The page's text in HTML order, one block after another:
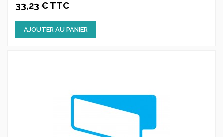
33,23 € TTC
AJOUTER AU PANIER